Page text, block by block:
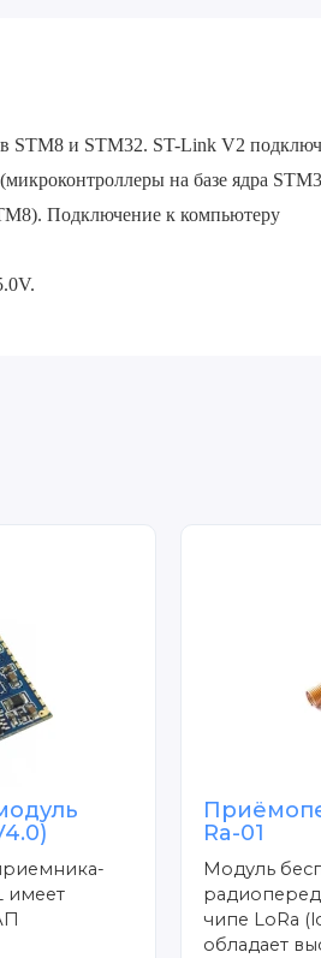
STM8 и STM32. ST-Link V2
на базе ядра
Подключение к компьютеру
имеет
Ra-01
Модуль
чипе LoRa
обладает